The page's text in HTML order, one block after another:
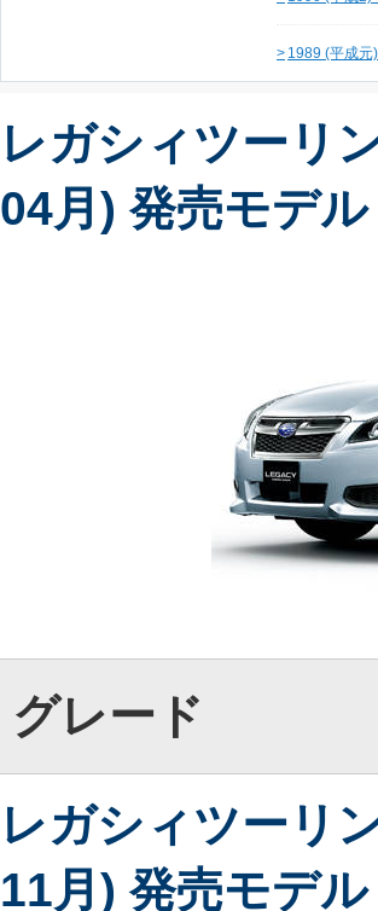
> 1989 (平成元
レガシィツーリ
04月) 発売モデル
グレード
レガシィツーリ
11月) 発売モデル